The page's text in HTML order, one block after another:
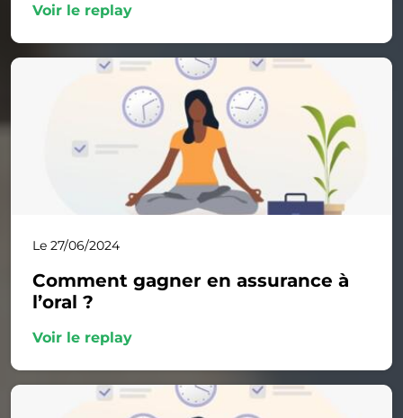
Voir le replay
Le 27/06/2024
Comment gagner en assurance à
l’oral ?
Voir le replay